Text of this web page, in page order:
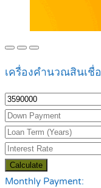
เครื่องคำนวณสินเชื่อ
Calculate
Monthly Payment: